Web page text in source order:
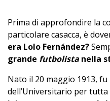
Prima di approfondire la
particolare casacca, è
era Lolo Fernández?
grande futbolista nella
Nato il 20 maggio 1913,
dell’Universitario per